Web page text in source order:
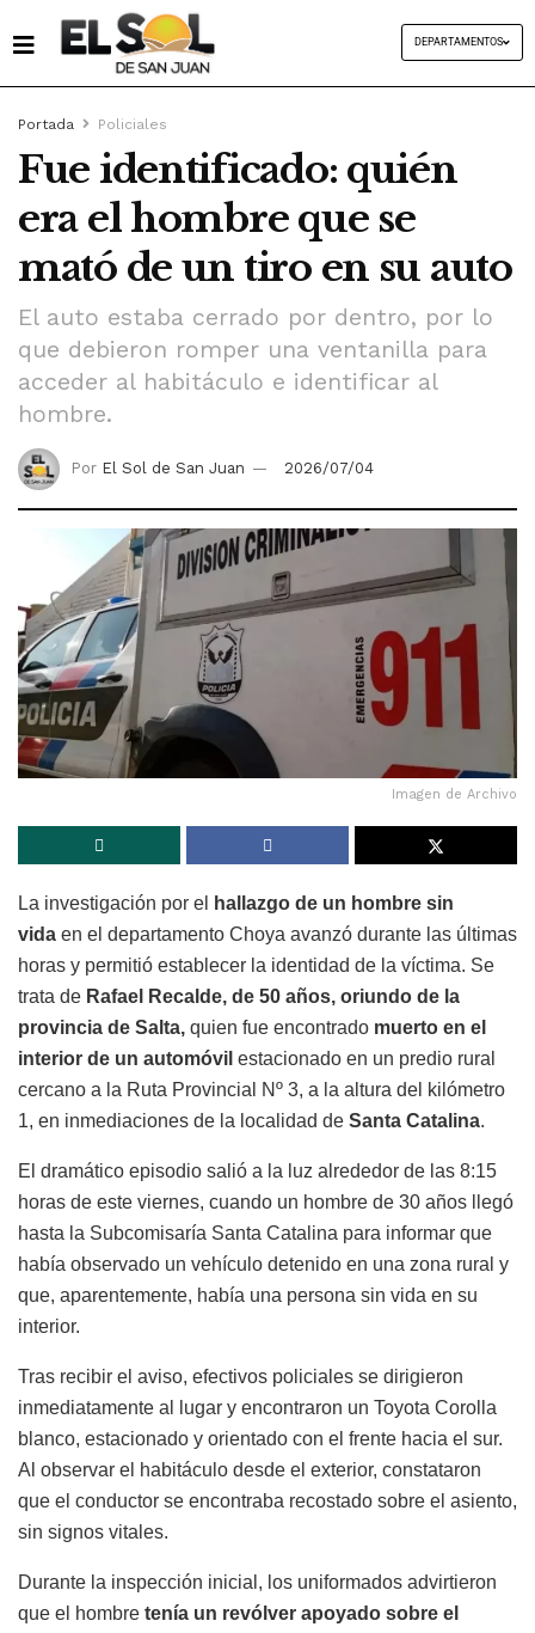
DEPARTAMENTOS
Portada Policiales
Fue identificado: quién
era el hombre que se
mató de un tiro en su auto
El auto estaba cerrado por dentro, por lo
que debieron romper una ventanilla para
acceder al habitáculo e identificar al
hombre.
Por El Sol de San Juan 2026/07/04
Imagen de Archivo
La investigación por el
hallazgo de un hombre sin
vida en el departamento Choya avanzó durante las últimas
horas y permitió establecer la identidad de la víctima. Se
trata de Rafael Recalde, de 50 años, oriundo de la
provincia de Salta, quien fue encontrado muerto en el
interior de un automóvil estacionado en un predio rural
cercano a la Ruta Provincial Nº 3, a la altura del kilómetro
1, en inmediaciones de la localidad de Santa Catalina.
El dramático episodio salió a la luz alrededor de las 8:15
horas de este viernes, cuando un hombre de 30 años llegó
hasta la Subcomisaría Santa Catalina para informar que
había observado un vehículo detenido en una zona rural y
que, aparentemente, había una persona sin vida en su
interior.
Tras recibir el aviso, efectivos policiales se dirigieron
inmediatamente al lugar y encontraron un Toyota Corolla
blanco, estacionado y orientado con el frente hacia el sur.
Al observar el habitáculo desde el exterior, constataron
que el conductor se encontraba recostado sobre el asiento,
sin signos vitales.
Durante la inspección inicial, los uniformados advirtieron
que el hombre tenía un revólver apoyado sobre el